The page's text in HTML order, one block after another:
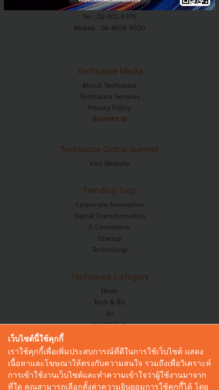
E-mail :contact@techsauce.co
Tel : 02-001-5375
Mobile : 06-4658-9500
Techsauce Media
About Techsauce
Techsauce Services
Privacy Policy
ส่งบทความ
Techsauce Global Summit
Visit Website
Trending Tags
Corporate Innovation
Digital Transformation
E-Commerce
Startup
Technology
Techsauce Category
News
Tech & Biz
AI
HealthTech
Corp Innov
Saucy Thoughts
Based On
Sustainable
เว็บไซต์นี้ใช้คุกกี้
เราใช้คุกกี้เพื่อเพิ่มประสบการณ์ที่ดีในการใช้เว็บไซต์ แสดง
เนื้อหาและโฆษณาให้ตรงกับความสนใจ รวมถึงเพื่อวิเคราะห์
การเข้าใช้งานเว็บไซต์และทำความเข้าใจว่าผู้ใช้งานมาจาก
ที่ใด คุณสามารถเลือกตั้งค่าความยินยอมการใช้คุกกี้ได้ โดย